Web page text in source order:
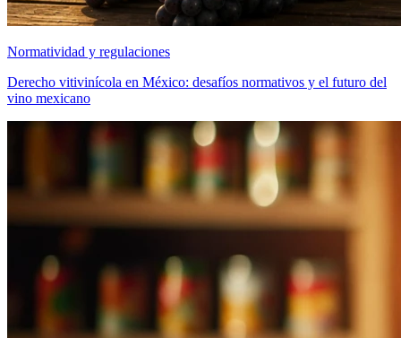
Normatividad y regulaciones
Derecho vitivinícola en México: desafíos normativos y el futuro del
vino mexicano